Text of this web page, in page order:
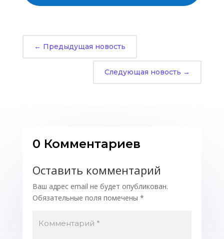
← Предыдущая новость
Следующая новость →
0 Комментариев
Оставить комментарий
Ваш адрес email не будет опубликован.
Обязательные поля помечены *